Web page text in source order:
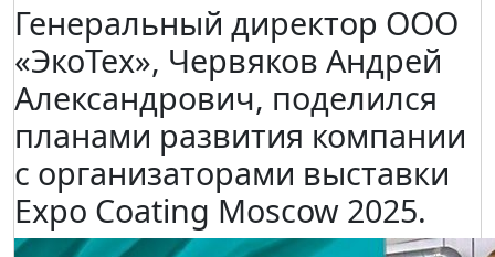
Генеральный директор ООО
«ЭкоТех», Червяков Андрей
Александрович, поделился
планами развития компании
с организаторами выставки
Expo Coating Moscow 2025.